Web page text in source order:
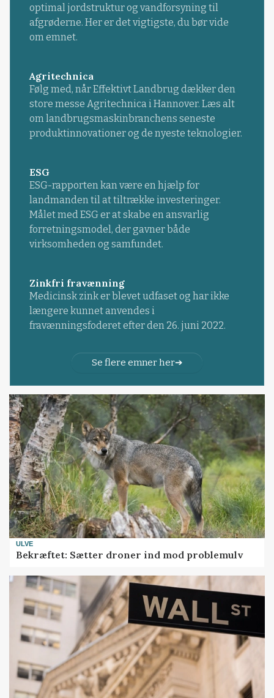
optimal jordstruktur og vandforsyning til
afgrøderne. Her er det vigtigste, du bør vide
om emnet.
Agritechnica
Følg med, når Effektivt Landbrug dækker den
store messe Agritechnica i Hannover. Læs alt
om landbrugsmaskinbranchens seneste
produktinnovationer og de nyeste teknologier.
ESG
ESG-rapporten kan være en hjælp for
landmanden til at tiltrække investeringer.
Målet med ESG er at skabe en ansvarlig
forretningsmodel, der gavner både
virksomheden og samfundet.
Zinkfri fravænning
Medicinsk zink er blevet udfaset og har ikke
længere kunnet anvendes i
fravænningsfoderet efter den 26. juni 2022.
Se flere emner her
ULVE
Bekræftet: Sætter droner ind mod problemulv